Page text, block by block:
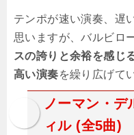
テンポが速い演奏、遅
思いますが、バルビロ
スの誇りと余裕を感じ
高い演奏を繰り広げて
ノーマン・デ
ィル (全5曲)